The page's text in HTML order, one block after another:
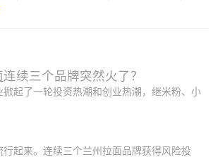
连续三个品牌突然火了？
掀起了一轮投资热潮和创业热潮，继米粉、小
起来。连续三个兰州拉面品牌获得风险投